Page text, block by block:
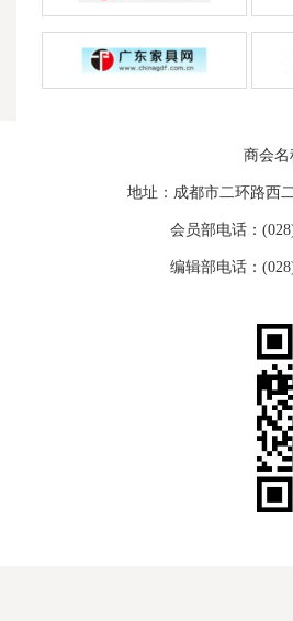
商会名
地址：成都市二环路西
会员部电话：
编辑部电话：